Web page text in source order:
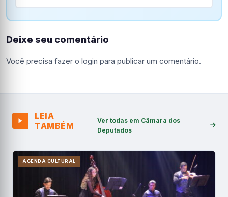
Deixe seu comentário
Você precisa fazer o login para publicar um comentário.
LEIA
TAMBÉM
Ver todas em Câmara dos
Deputados
AGENDA CULTURAL